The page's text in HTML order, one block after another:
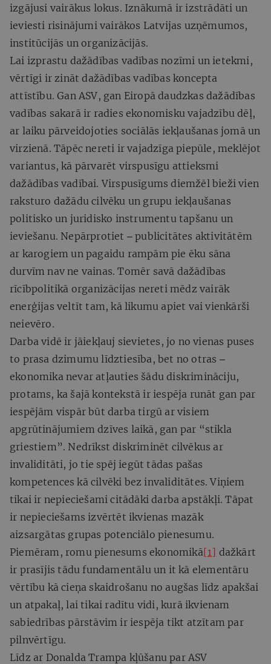
izgājusi vairākus lokus. Iznākumā ir izstrādāti un
ieviesti risinājumi vairākos Latvijas uzņēmumos,
institūcijās un organizācijās.
Lai izprastu dažādības vadības nozīmi un ietekmi,
vērtīgi ir zināt dažādības vadības koncepta
attīstību. Gan ASV, gan Eiropā daudzkas dažādības
vadības sakarā ir radies ekonomisku vajadzību dēļ,
ar laiku pārveidojoties sociālās iekļaušanas jomā un
virzienā. Tāpēc nereti ir vajadzīga piepūle, meklējot
variantus, kā pārvarēt virspusīgu attieksmi
dažādības vadībai. Virspusīgums diemžēl bieži vien
raksturo dažādu cilvēku un grupu iekļaušanas
politisko un juridisko instrumentu tapšanu un
ieviešanu. Nepārprotiet ‒ publicitātes aktivitātēm
ar karogiem un pagaidu rampām pie ēku sāna
durvīm nav ne vainas. Tomēr savā dažādības
rīcībpolitikā organizācijas nereti mēdz vairāk
enerģijas veltīt tam, kā likumu apiet vai vienkārši
neievēro.
Darba vidē ir jāiekļauj sievietes, jo no vienas puses
to prasa dzimumu līdztiesība, bet no otras ‒
ekonomika nevar atļauties šādu diskrimināciju,
protams, ka šajā kontekstā ir iespēja runāt gan par
iespējām vispār būt darba tirgū ar visiem
apgrūtinājumiem dzīves laikā, gan par “stikla
griestiem”. Nedrīkst diskriminēt cilvēkus ar
invaliditāti, jo tie spēj iegūt tādas pašas
kompetences kā cilvēki bez invaliditātes. Viņiem
tikai ir nepieciešami citādāki darba apstākļi. Tāpat
ir nepieciešams izvērtēt ikvienas mazāk
aizsargātas grupas potenciālo pienesumu.
Piemēram, romu pienesums ekonomikā[1] dažkārt
ir prasījis tādu fundamentālu un it kā elementāru
vērtību kā cieņa skaidrošanu no augšas līdz apakšai
un atpakaļ, lai tikai radītu vidi, kurā ikvienam
sabiedrības pārstāvim ir iespēja tikt atzītam par
pilnvērtīgu.
Līdz ar Donalda Trampa kļūšanu par ASV